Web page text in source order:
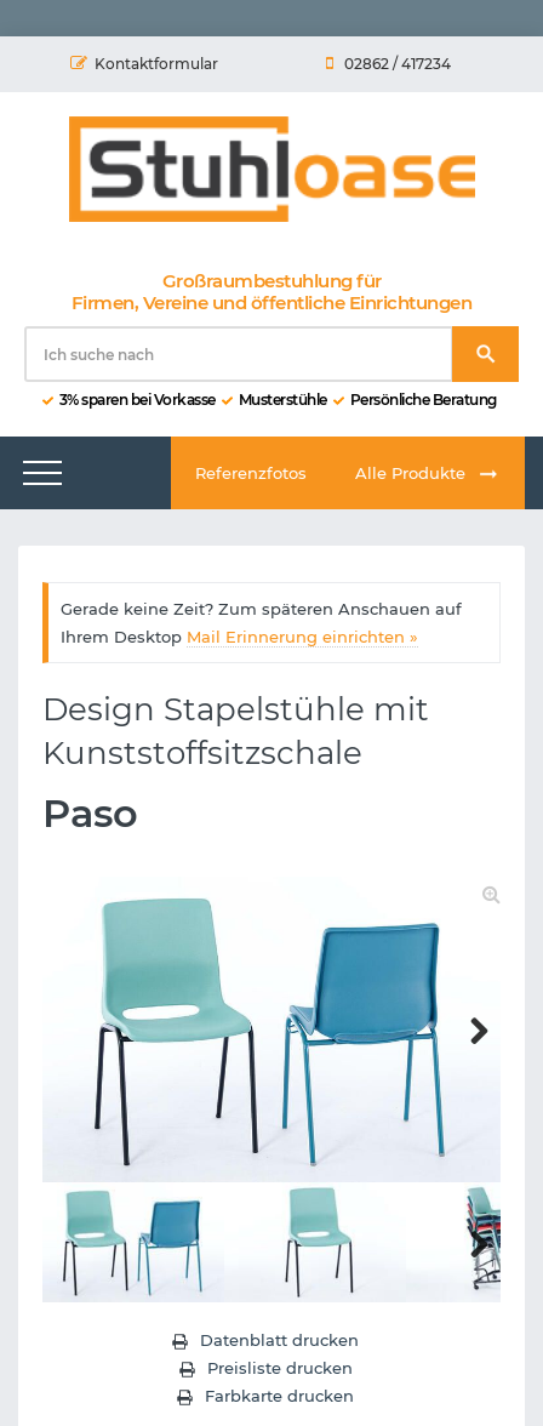
Kontaktformular 02862 / 417234
Großraumbestuhlung für
Firmen, Vereine und öffentliche Einrichtungen
3% sparen bei Vorkasse Musterstühle Persönliche Beratung
Referenzfotos Alle Produkte
Gerade keine Zeit? Zum späteren Anschauen auf
Ihrem Desktop Mail Erinnerung einrichten »
Design Stapelstühle mit
Kunststoffsitzschale
Paso
Next
Datenblatt drucken
Preisliste drucken
Farbkarte drucken